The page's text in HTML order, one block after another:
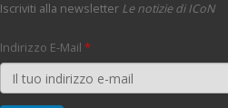
Iscriviti alla newsletter Le notizie di ICoN
Indirizzo E-Mail *